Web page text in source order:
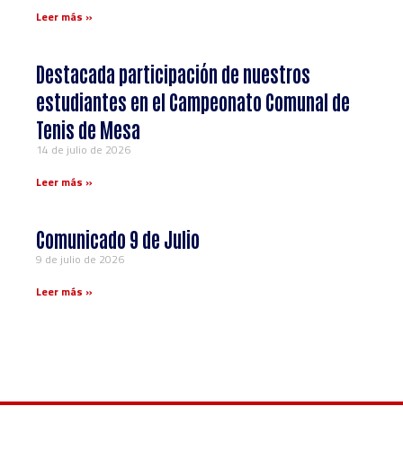
Leer más »
Destacada participación de nuestros
estudiantes en el Campeonato Comunal de
Tenis de Mesa
14 de julio de 2026
Leer más »
Comunicado 9 de Julio
9 de julio de 2026
Leer más »